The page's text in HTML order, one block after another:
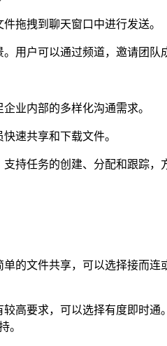
拖拽到聊天窗口中进行发送。
用户可以通过频道，邀请团队
业内部的多样化沟通需求。
速共享和下载文件。
持任务的创建、分配和跟踪，
的文件共享，可以选择接而连
高要求，可以选择有度即时通
。